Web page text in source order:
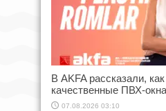
В AKFA рассказали,
качественные ПВХ-окна
07.08.2026 03:10